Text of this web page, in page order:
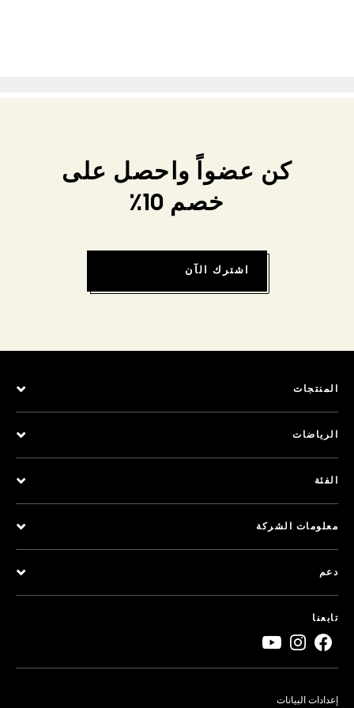
كن عضواً واحصل على
خصم 10٪
اشترك الآن
المنتجات
الرياضات
الفئة
معلومات الشركة
دعم
تابعنا
إعدادات البيانات